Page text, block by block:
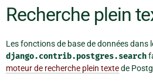
Recherche plein
Les fonctions de base de données dans
django.contrib.postgres.search
moteur de recherche plein textede